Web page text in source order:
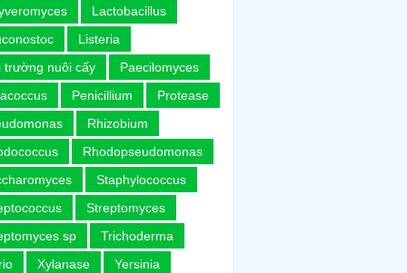
Lactobacillus
Listeria
trường nuôi cấy
Paecilomyces
Penicillium
Protease
Rhizobium
Rhodopseudomonas
Staphylococcus
Streptomyces
sp
Trichoderma
Xylanase
Yersinia